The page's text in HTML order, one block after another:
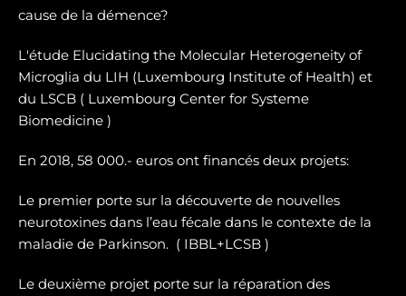
cause de la démence?
L'étude Elucidating the Molecular Heterogeneity of
Microglia du LIH (Luxembourg Institute of Health) et
du LSCB ( Luxembourg Center for Systeme
Biomedicine )
En 2018, 58 000.- euros ont financés deux projets:
Le premier porte sur la découverte de nouvelles
neurotoxines dans l’eau fécale dans le contexte de la
maladie de Parkinson. ( IBBL+LCSB )
Le deuxième projet porte sur la réparation des